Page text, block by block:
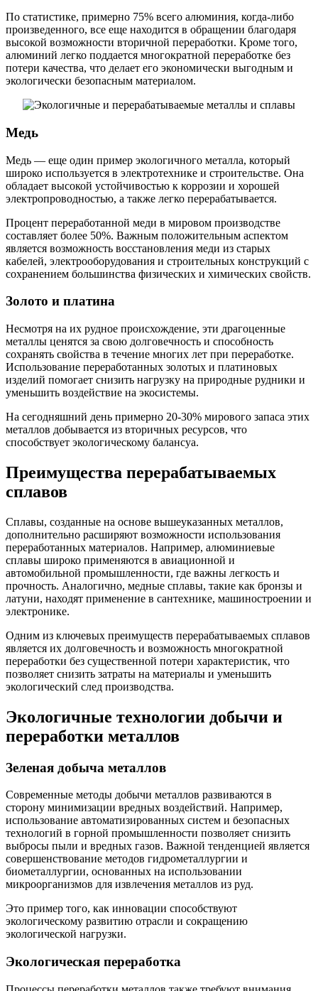
По статистике, примерно 75% всего алюминия, когда-либо
произведенного, все еще находится в обращении благодаря
высокой возможности вторичной переработки. Кроме того,
алюминий легко поддается многократной переработке без
потери качества, что делает его экономически выгодным и
экологически безопасным материалом.
Медь
Медь — еще один пример экологичного металла, который
широко используется в электротехнике и строительстве. Она
обладает высокой устойчивостью к коррозии и хорошей
электропроводностью, а также легко перерабатывается.
Процент переработанной меди в мировом производстве
составляет более 50%. Важным положительным аспектом
является возможность восстановления меди из старых
кабелей, электрооборудования и строительных конструкций с
сохранением большинства физических и химических свойств.
Золото и платина
Несмотря на их рудное происхождение, эти драгоценные
металлы ценятся за свою долговечность и способность
сохранять свойства в течение многих лет при переработке.
Использование переработанных золотых и платиновых
изделий помогает снизить нагрузку на природные рудники и
уменьшить воздействие на экосистемы.
На сегодняшний день примерно 20-30% мирового запаса этих
металлов добывается из вторичных ресурсов, что
способствует экологическому балансуа.
Преимущества перерабатываемых
сплавов
Сплавы, созданные на основе вышеуказанных металлов,
дополнительно расширяют возможности использования
переработанных материалов. Например, алюминиевые
сплавы широко применяются в авиационной и
автомобильной промышленности, где важны легкость и
прочность. Аналогично, медные сплавы, такие как бронзы и
латуни, находят применение в сантехнике, машиностроении и
электронике.
Одним из ключевых преимуществ перерабатываемых сплавов
является их долговечность и возможность многократной
переработки без существенной потери характеристик, что
позволяет снизить затраты на материалы и уменьшить
экологический след производства.
Экологичные технологии добычи и
переработки металлов
Зеленая добыча металлов
Современные методы добычи металлов развиваются в
сторону минимизации вредных воздействий. Например,
использование автоматизированных систем и безопасных
технологий в горной промышленности позволяет снизить
выбросы пыли и вредных газов. Важной тенденцией является
совершенствование методов гидрометаллургии и
биометаллургии, основанных на использовании
микроорганизмов для извлечения металлов из руд.
Это пример того, как инновации способствуют
экологическому развитию отрасли и сокращению
экологической нагрузки.
Экологическая переработка